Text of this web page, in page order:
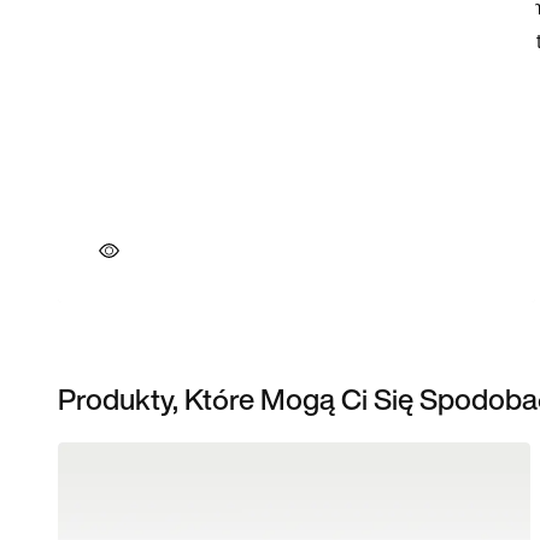
Produkty, Które Mogą Ci Się